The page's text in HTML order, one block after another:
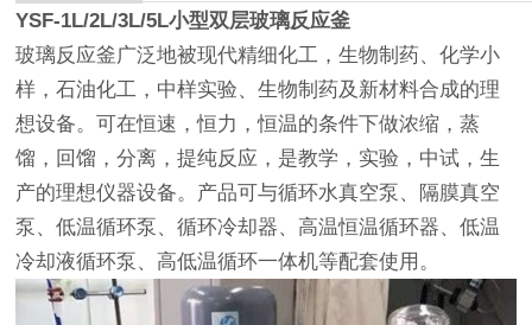
YSF-1L/2L/3L/5L小型双层玻璃反应釜
玻璃反应釜广泛地被现代精细化工，生物制药、化学小
样，石油化工，中样实验、生物制药及新材料合成的理
想设备。可在恒速，恒力，恒温的条件下做浓缩，蒸
馏，回馏，分离，提纯反应，是教学，实验，中试，生
产的理想仪器设备。产品可与循环水真空泵、隔膜真空
泵、低温循环泵、循环冷却器、高温恒温循环器、低温
冷却液循环泵、高低温循环一体机等配套使用。